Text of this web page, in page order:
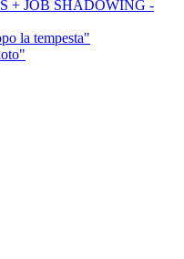
+ JOB SHADOWING -
la tempesta"